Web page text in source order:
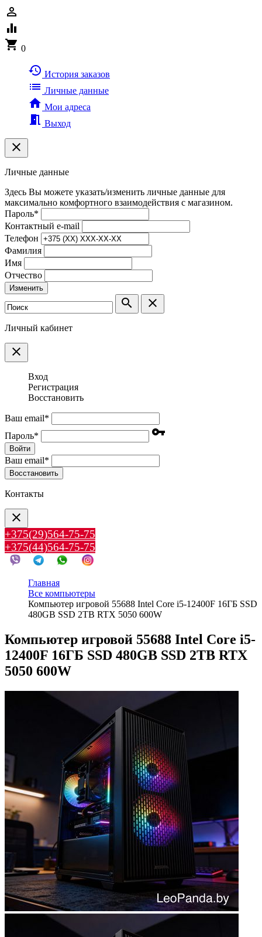
person_outline
equalizer
shopping_cart 0
history История заказов
list Личные данные
home Мои адреса
meeting_room Выход
clear
Личные данные
Здесь Вы можете указать/изменить личные данные для
максимально комфортного взаимодействия с магазином.
Пароль*
Контактный e-mail
Телефон
Фамилия
Имя
Отчество
Изменить
search clear
Личный кабинет
clear
Вход
Регистрация
Восстановить
Ваш email*
Пароль* vpn_key
Войти
Ваш email*
Воcстановить
Контакты
clear
+375(29)564-75-75
+375(44)564-75-75
Главная
Все компьютеры
Компьютер игровой 55688 Intel Core i5-12400F 16ГБ SSD
480GB SSD 2TB RTX 5050 600W
Компьютер игровой 55688 Intel Core i5-
12400F 16ГБ SSD 480GB SSD 2TB RTX
5050 600W